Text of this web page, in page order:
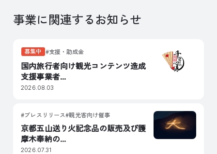
事業に関連するお知らせ
募集中 支援・助成金
国内旅行者向け観光コンテンツ造成
支援事業者...
2026.08.03
プレスリリース 観光客向け催事
京都五山送り火記念品の販売及び護
摩木奉納の...
2026.07.31